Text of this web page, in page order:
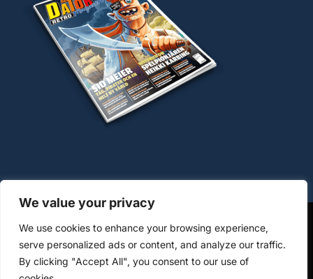
We value your privacy
We use cookies to enhance your browsing experience,
serve personalized ads or content, and analyze our traffic.
By clicking "Accept All", you consent to our use of
OM COOKIES
HANTERING AV PERSONUPPGIFTER
KÖPVILLKOR WWW.DATORMAGAZIN.SE